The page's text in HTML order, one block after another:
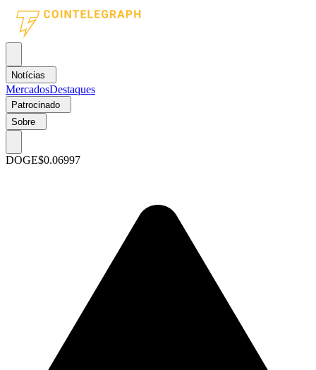
Notícias
MercadosDestaques
Patrocinado
Sobre
DOGE$0.06997